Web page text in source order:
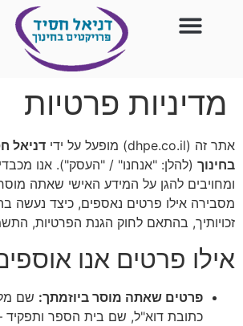
מדיניות פרטיות
אתר זה (dhpe.co.il) מופעל על ידי
דניאל
בחינוך (להלן: "אנחנו" / "העסק"). אנו
ומחויבים להגן על המידע האישי שאתה מוסר
מסבירה אילו פרטים נאספים, כיצד נעשה
זכויותיך, בהתאם לחוק הגנת הפרטיות,
אילו פרטים אנו
פרטים שאתה מוסר ביוזמתך: שם
כתובת דוא"ל, שם בית הספר ותפקיד